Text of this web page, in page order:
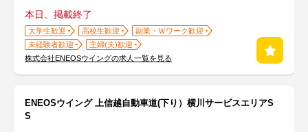
本日、掲載終了
大学生歓迎 高校生歓迎
副業・Ｗワーク歓迎
未経験者歓迎
主婦(夫)歓迎
株式会社ENEOSウイングの求人一覧を見る
ENEOSウイング 上信越自動車道(下り）横川サービスエリアS
S